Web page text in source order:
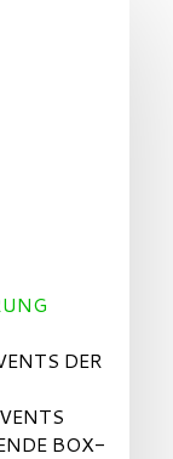
DER
BOX-